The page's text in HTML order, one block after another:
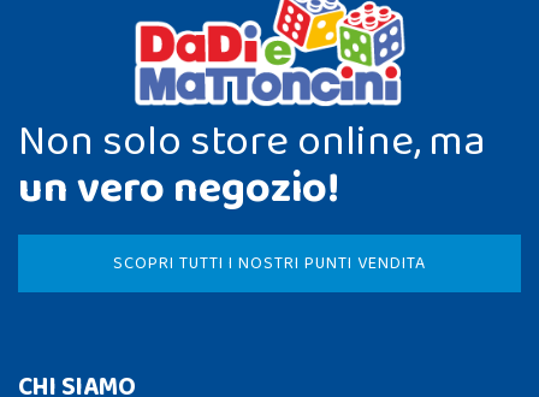
Non solo store online, ma
un vero negozio!
SCOPRI TUTTI I NOSTRI PUNTI VENDITA
CHI SIAMO